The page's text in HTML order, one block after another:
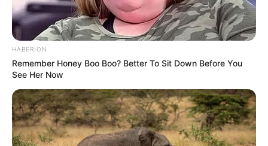
HABERION
Remember Honey Boo Boo? Better To Sit Down Before You
See Her Now